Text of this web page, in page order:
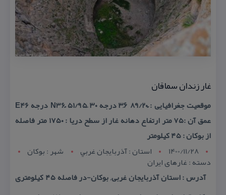
غار زندان سماقان
موقعیت جغرافیایی : ً۸۹/۲۰ ۳۶َ درجه N36 ً۵۱/۹۵ َ۳۰ درجه E46
عمق آن :۷۵ متر ارتفاع دهانه غار از سطح دریا : ۱۷۵۰ متر فاصله
از بوكان : ۴۵ كیلومتر
1400/11/28
استان : آذربايجان غربي شهر : بوکان
دسته : غارهای ایران
آدرس : استان آذربایجان غربی, بوكان-در فاصله ۴۵ كیلومتری